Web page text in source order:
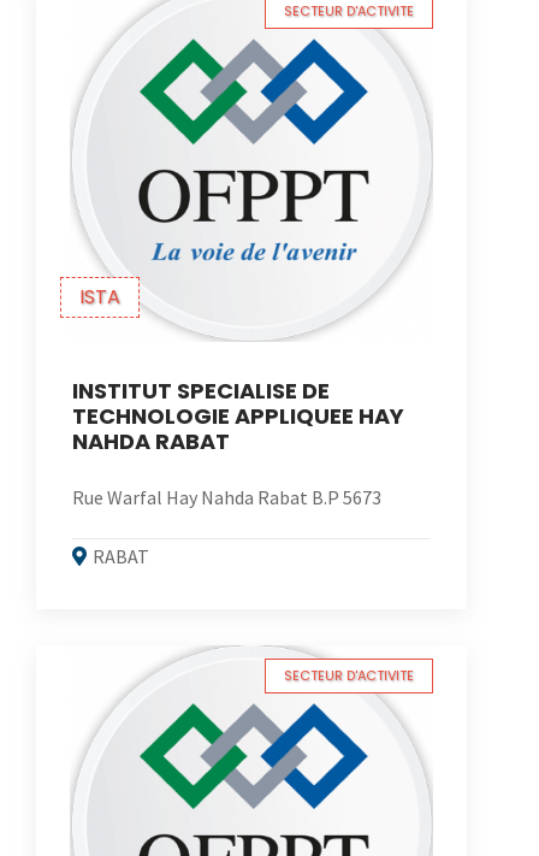
ISTA
SECTEUR D'ACTIVITE
INSTITUT SPECIALISE DE
TECHNOLOGIE APPLIQUEE HAY
NAHDA RABAT
Rue Warfal Hay Nahda Rabat B.P 5673
RABAT
SECTEUR D'ACTIVITE